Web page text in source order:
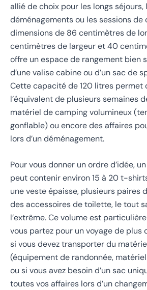
allié de choix pour les longs séjours,
déménagements ou les sessions de
dimensions de 86 centimètres de
centimètres de largeur et 40
offre un espace de rangement bien
d’une valise cabine ou d’un sac de
Cette capacité de 120 litres permet
l’équivalent de plusieurs semaines
matériel de camping volumineux
gonflable) ou encore des affaires
lors d’un déménagement.
Pour vous donner un ordre d’idée,
peut contenir environ 15 à 20 t-
une veste épaisse, plusieurs paires
des accessoires de toilette, le tout
l’extrême. Ce volume est
vous partez pour un voyage de plus
si vous devez transporter du
(équipement de randonnée,
ou si vous avez besoin d’un sac
toutes vos affaires lors d’un